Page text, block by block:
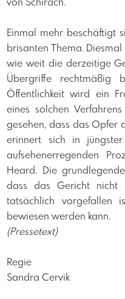
von Schirach.
Einmal mehr beschäftigt
brisanten Thema.
wie weit die derzeitige
Übergriffe rechtmäßig
Öffentlichkeit wird ein
eines solchen
gesehen, dass das Opfer
erinnert sich in
aufsehenerregenden
Heard. Die
dass das Gericht nicht
tatsächlich vorgefallen
bewiesen werden kann. ​
(Pressetext)
Regie
Sandra Cervik